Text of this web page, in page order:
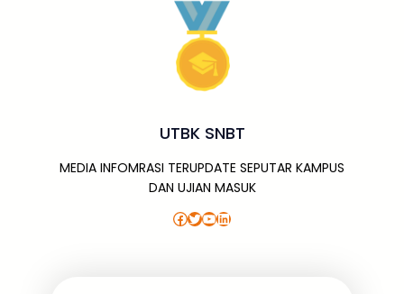
UTBK SNBT
MEDIA INFOMRASI TERUPDATE SEPUTAR KAMPUS
DAN UJIAN MASUK
Facebook Twitter YouTube LinkedIn